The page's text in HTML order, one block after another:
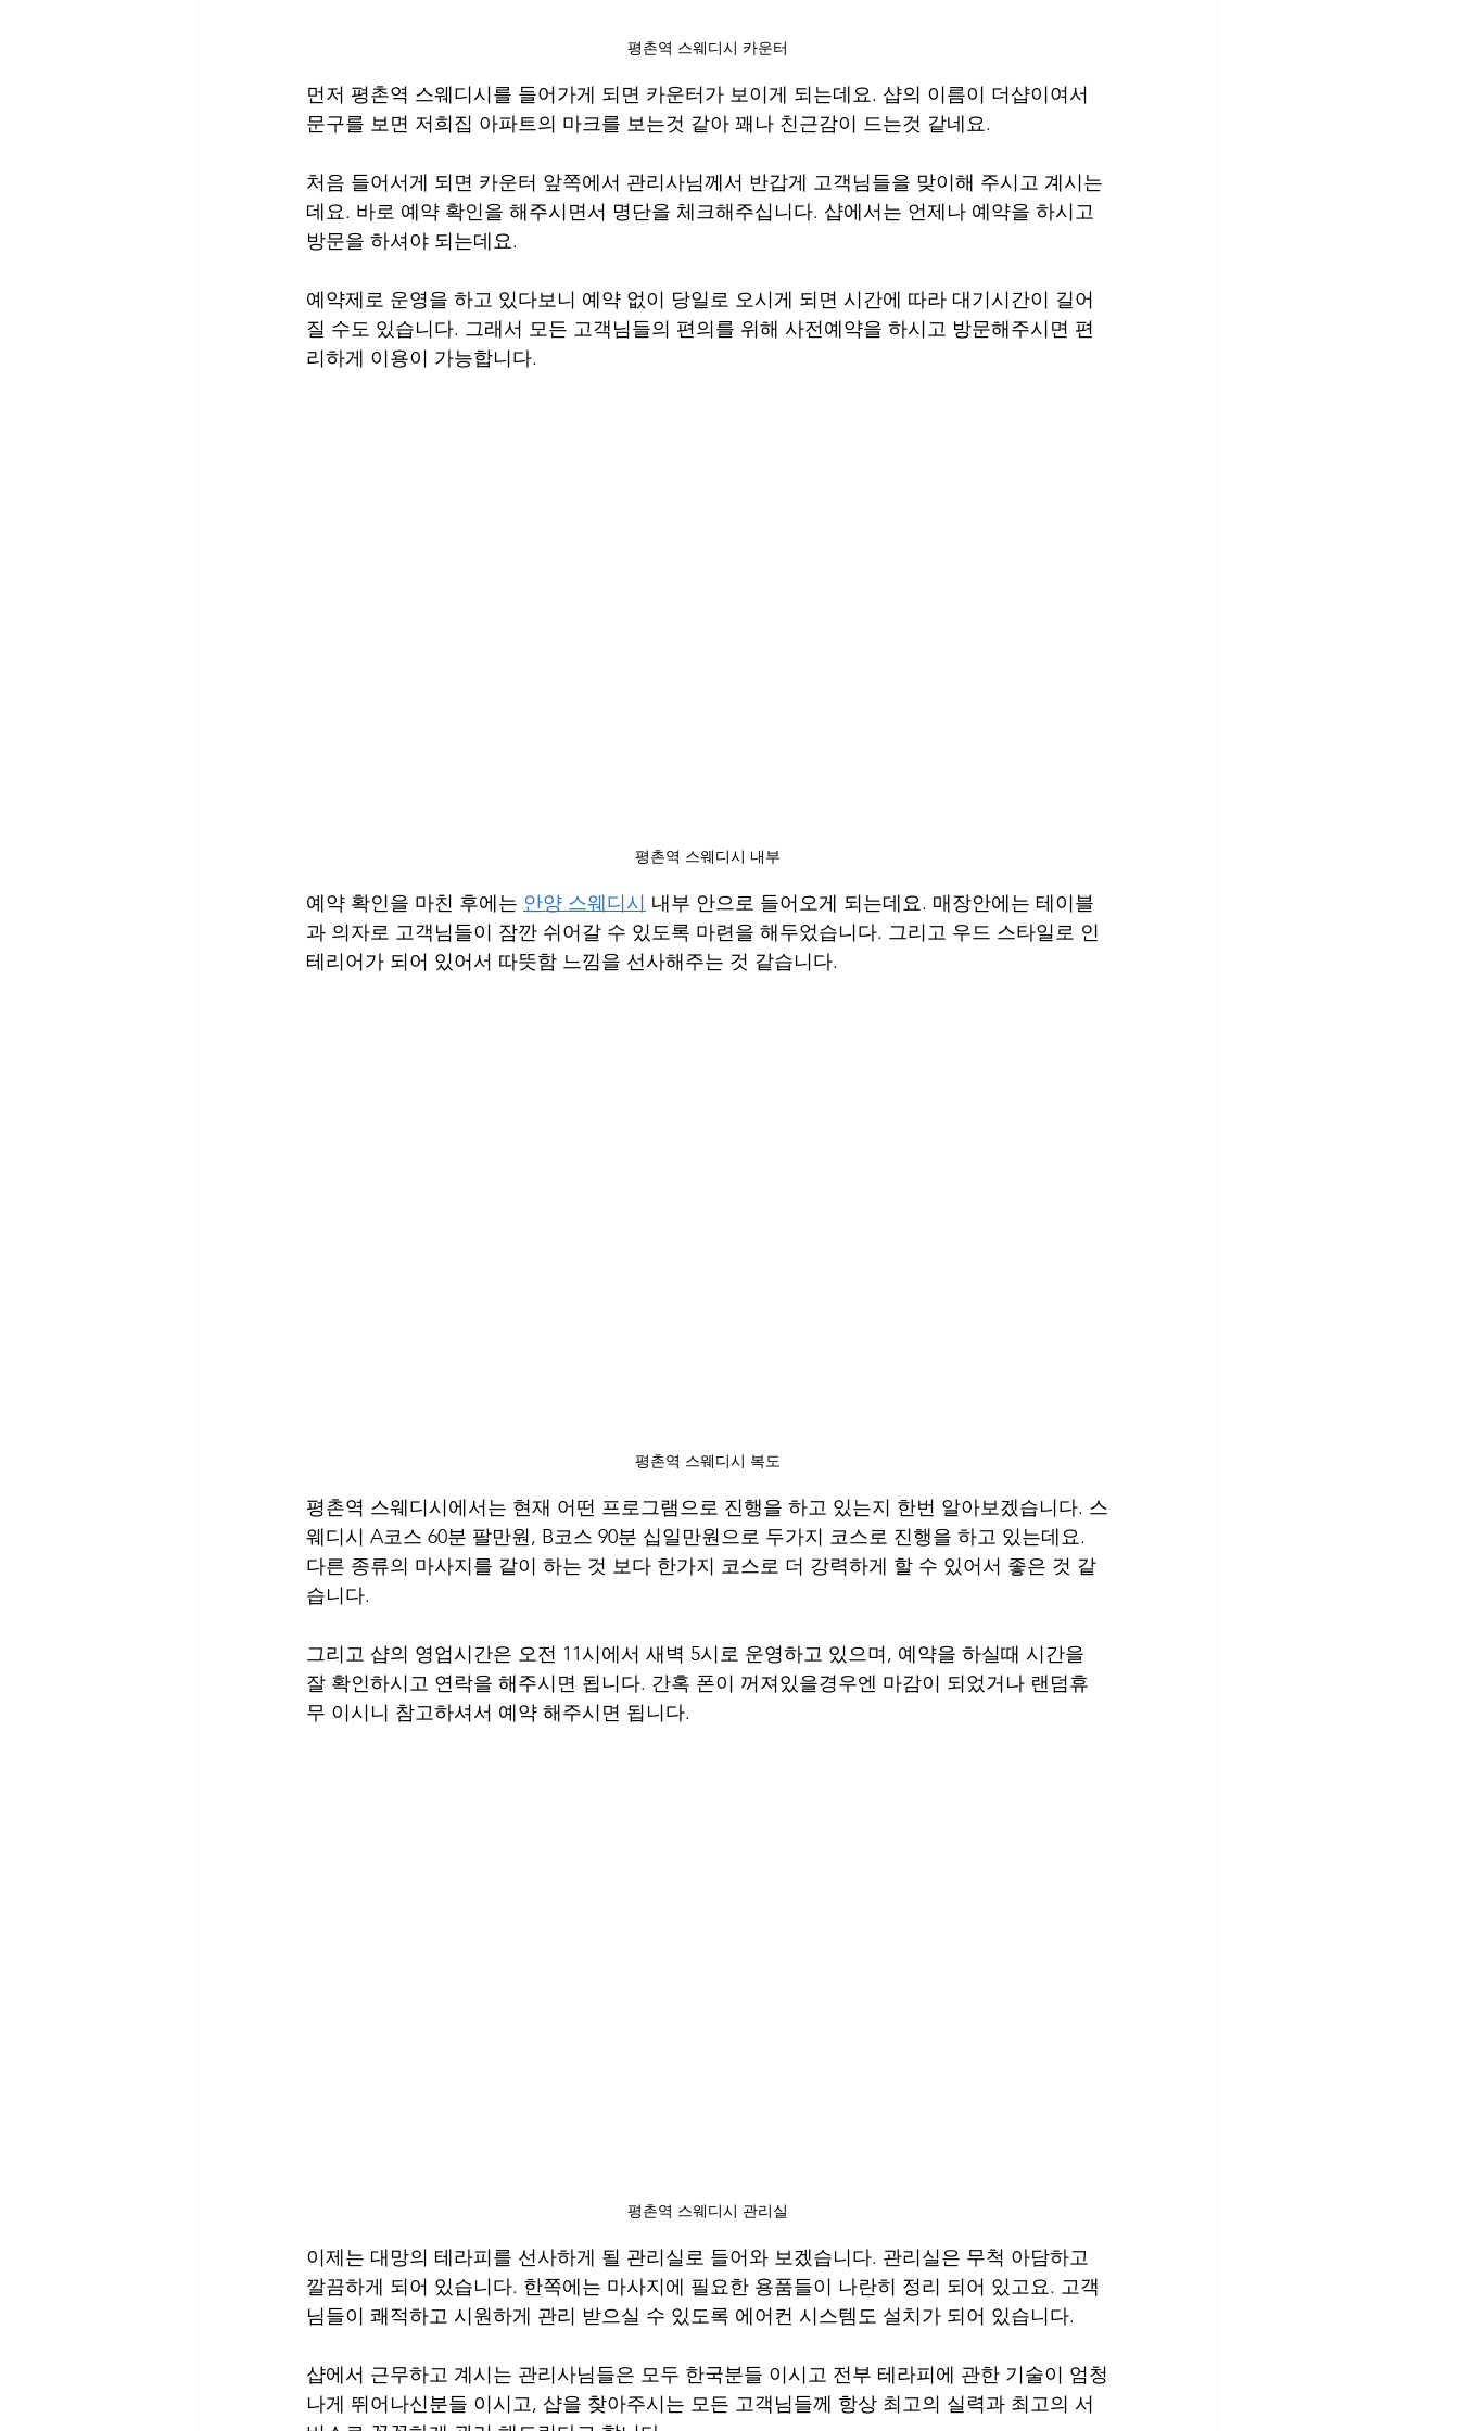
평촌역 스웨디시 카운터
먼저 평촌역 스웨디시를 들어가게 되면 카운터가 보이게 되는데요. 샵의 이름이 더샵이여서
문구를 보면 저희집 아파트의 마크를 보는것 같아 꽤나 친근감이 드는것 같네요.
처음 들어서게 되면 카운터 앞쪽에서 관리사님께서 반갑게 고객님들을 맞이해 주시고 계시는
데요. 바로 예약 확인을 해주시면서 명단을 체크해주십니다. 샵에서는 언제나 예약을 하시고
방문을 하셔야 되는데요.
예약제로 운영을 하고 있다보니 예약 없이 당일로 오시게 되면 시간에 따라 대기시간이 길어
질 수도 있습니다. 그래서 모든 고객님들의 편의를 위해 사전예약을 하시고 방문해주시면 편
리하게 이용이 가능합니다.
평촌역 스웨디시 내부
예약 확인을 마친 후에는 안양 스웨디시 내부 안으로 들어오게 되는데요. 매장안에는 테이블
과 의자로 고객님들이 잠깐 쉬어갈 수 있도록 마련을 해두었습니다. 그리고 우드 스타일로 인
테리어가 되어 있어서 따뜻함 느낌을 선사해주는 것 같습니다.
평촌역 스웨디시 복도
평촌역 스웨디시에서는 현재 어떤 프로그램으로 진행을 하고 있는지 한번 알아보겠습니다. 스
웨디시 A코스 60분 팔만원, B코스 90분 십일만원으로 두가지 코스로 진행을 하고 있는데요.
다른 종류의 마사지를 같이 하는 것 보다 한가지 코스로 더 강력하게 할 수 있어서 좋은 것 같
습니다.
그리고 샵의 영업시간은 오전 11시에서 새벽 5시로 운영하고 있으며, 예약을 하실때 시간을
잘 확인하시고 연락을 해주시면 됩니다. 간혹 폰이 꺼져있을경우엔 마감이 되었거나 랜덤휴
무 이시니 참고하셔서 예약 해주시면 됩니다.
평촌역 스웨디시 관리실
이제는 대망의 테라피를 선사하게 될 관리실로 들어와 보겠습니다. 관리실은 무척 아담하고
깔끔하게 되어 있습니다. 한쪽에는 마사지에 필요한 용품들이 나란히 정리 되어 있고요. 고객
님들이 쾌적하고 시원하게 관리 받으실 수 있도록 에어컨 시스템도 설치가 되어 있습니다.
샵에서 근무하고 계시는 관리사님들은 모두 한국분들 이시고 전부 테라피에 관한 기술이 엄청
나게 뛰어나신분들 이시고, 샵을 찾아주시는 모든 고객님들께 항상 최고의 실력과 최고의 서